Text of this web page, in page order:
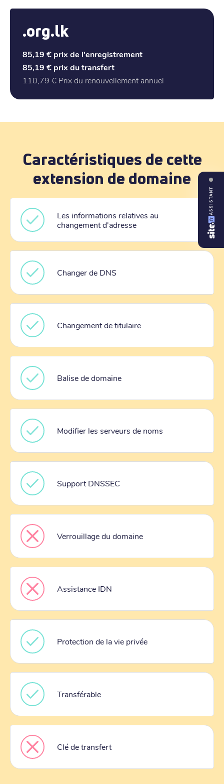
.org.lk
85,19 € prix de l'enregistrement
85,19 € prix du transfert
110,79 € Prix du renouvellement annuel
Caractéristiques de cette
extension de domaine
Les informations relatives au
changement d'adresse
Changer de DNS
Changement de titulaire
Balise de domaine
Modifier les serveurs de noms
Support DNSSEC
Verrouillage du domaine
Assistance IDN
Protection de la vie privée
Transférable
Clé de transfert
ASSISTANT